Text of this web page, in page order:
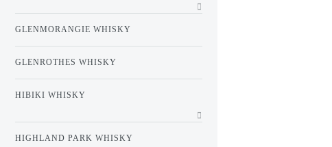
GLENMORANGIE WHISKY
GLENROTHES WHISKY
HIBIKI WHISKY
HIGHLAND PARK WHISKY